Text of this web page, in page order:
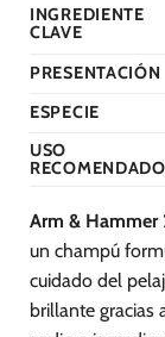
INGREDIENTE
CLAVE
PRESENTACIÓN
ESPECIE
USO
RECOMENDADO
Arm & Hammer
un champú
cuidado del
brillante gracias